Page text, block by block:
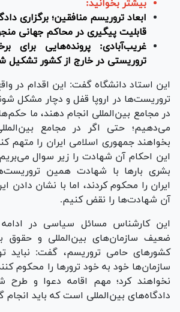
بیشتر بخوانید:
ابعاد تروریسم منافقین؛ برگزاری
قابلیت پیگیری در محاکم جهانی
غریب‌آبادی: پرونده‌هایی برای
تروریستی در خارج از کشور
این استاد دانشگاه گفت: این اقدام در
تروریست‌ها در اروپا قفل و دچار مشکل
در مجامع بین‌المللی انجام دهند، ما
می‌دهیم؛ حتی اگر در مجامع
بخواهند جمهوری اسلامی ایران را متهم
این احکام آن شهادت را زیر سوال
بشری بار‌ها با شهادت همین
ایران را محکوم کردند، اما با نشان دادن
آن شهادت‌ها را نقض کنیم.
این کارشناس مسائل سیاسی در
ضعیف سازمان‌های بین‌المللی و حقوق
کشور‌های حامی تروریسم، گفت: نباید
سازمان‌ها خود به خود ترور‌ها را محکوم
نخواهند کرد؛ مهم اقامه دعوا و
دادگاه‌های بین‌المللی است که باید انجام